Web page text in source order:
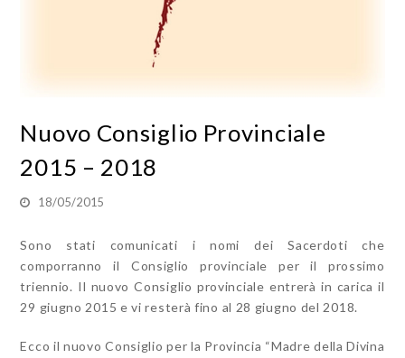
Nuovo Consiglio Provinciale
2015 – 2018
18/05/2015
Sono stati comunicati i nomi dei Sacerdoti che
comporranno il Consiglio provinciale per il prossimo
triennio. Il nuovo Consiglio provinciale entrerà in carica il
29 giugno 2015 e vi resterà fino al 28 giugno del 2018.
Ecco il nuovo Consiglio per la Provincia “Madre della Divina